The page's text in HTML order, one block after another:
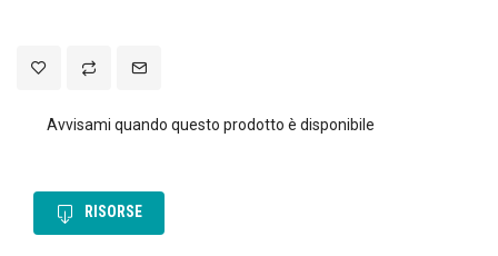
Avvisami quando questo prodotto è disponibile
RISORSE